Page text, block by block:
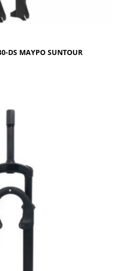
DS ΜΑΥΡΟ SUΝΤΟUR